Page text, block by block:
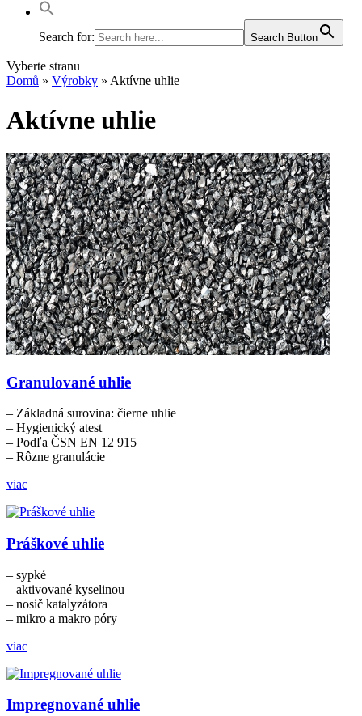
Search for: Search Button
Vyberte stranu
Domů » Výrobky » Aktívne uhlie
Aktívne uhlie
Granulované uhlie
– Základná surovina: čierne uhlie
– Hygienický atest
– Podľa ČSN EN 12 915
– Rôzne granulácie
viac
Práškové uhlie
– sypké
– aktivované kyselinou
– nosič katalyzátora
– mikro a makro póry
viac
Impregnované uhlie